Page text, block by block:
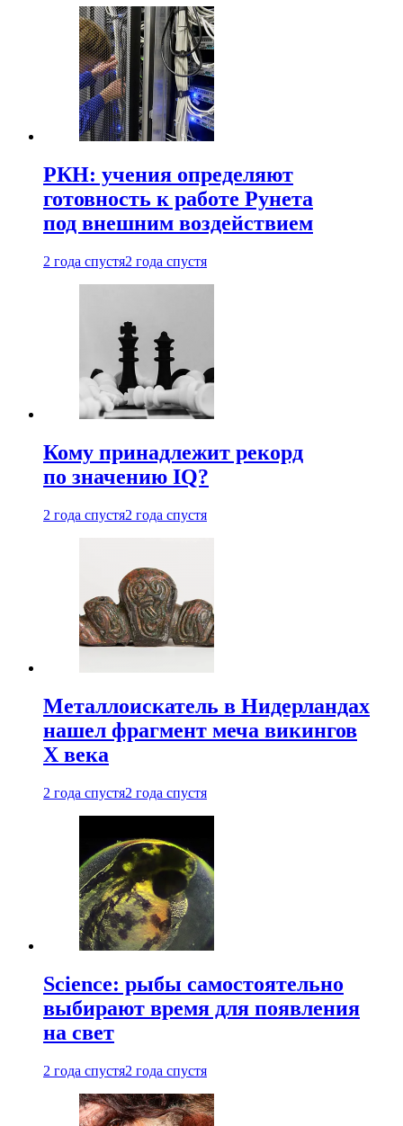
РКН: учения определяют
готовность к работе Рунета
под внешним воздействием
2 года спустя2 года спустя
Кому принадлежит рекорд
по значению IQ?
2 года спустя2 года спустя
Металлоискатель в Нидерландах
нашел фрагмент меча викингов
X века
2 года спустя2 года спустя
Science: рыбы самостоятельно
выбирают время для появления
на свет
2 года спустя2 года спустя